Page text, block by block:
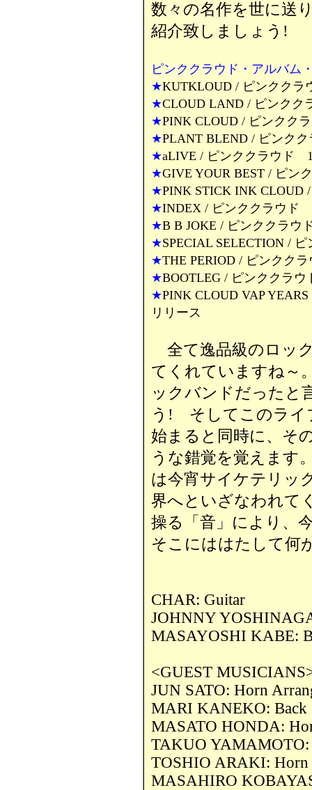
数々の名作を世に送
紹介致しましょう!
ピンククラウド・アルバム
★KUTKLOUD / ピンクク
★CLOUD LAND / ピンク
★PINK CLOUD / ピンクク
★PLANT BLEND / ピンク
★aLIVE / ピンククラウド
★GIVE YOUR BEST / ピン
★PINK STICK INK CLOUD
★INDEX / ピンククラウド
★B B JOKE / ピンククラウ
★SPECIAL SELECTION /
★THE PERIOD / ピンクク
★BOOTLEG / ピンククラ
★PINK CLOUD VAP
リリース
全て逸品級のロッ
てくれていますね～
ックバンドだったと
う! そしてこのライ
始まると同時に、そ
うな錯覚を覚えま
は今宵サイケテリッ
界へといざなわれて
操る「音」により
そこにははたして何
CHAR: Guitar
JOHNNY
MASAYOSHI KABE:
<GUEST
JUN SATO: Horn
MARI KANEKO: Back
MASATO HONDA:
TAKUO
TOSHIO ARAKI: Horn
MASAHIRO